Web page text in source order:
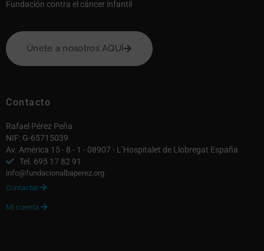
Fundación contra el cáncer infantil
Únete a nosotros AQUÍ
Contacto
Rafael Pérez Peña
NIF: G-65715039
Av. América 15 - 8 - 1 - 08907 - L’Hospitalet de Llobregat España
Tel. 695 17 82 91
info@fundacionalbaperez.org
Contactar 
Mi cuenta 